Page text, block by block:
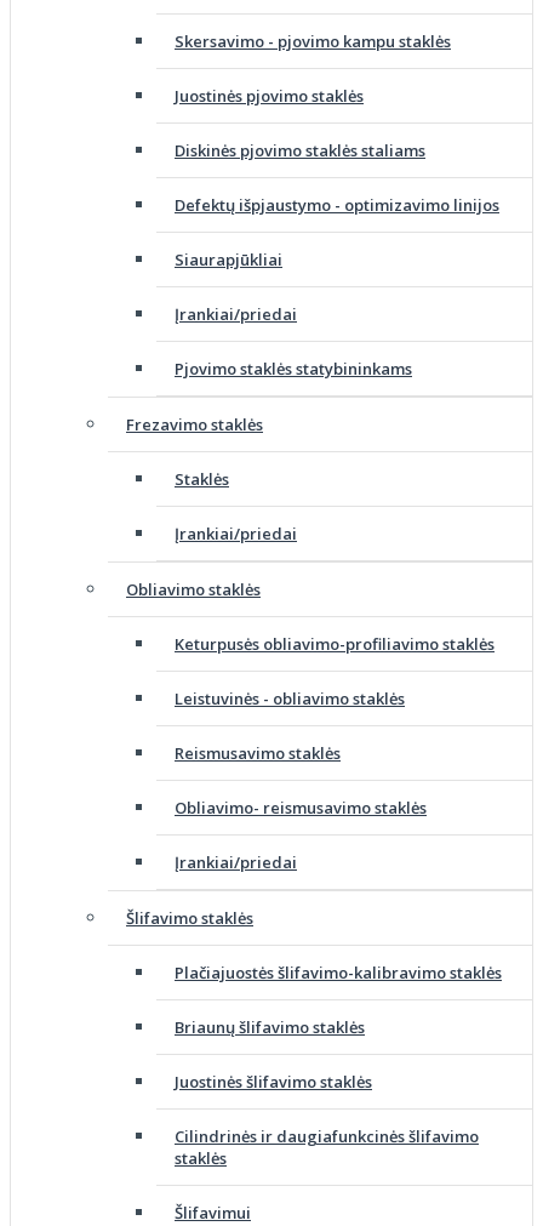
Skersavimo - pjovimo kampu staklės
Juostinės pjovimo staklės
Diskinės pjovimo staklės staliams
Defektų išpjaustymo - optimizavimo linijos
Siaurapjūkliai
Įrankiai/priedai
Pjovimo staklės statybininkams
Frezavimo staklės
Staklės
Įrankiai/priedai
Obliavimo staklės
Keturpusės obliavimo-profiliavimo staklės
Leistuvinės - obliavimo staklės
Reismusavimo staklės
Obliavimo- reismusavimo staklės
Įrankiai/priedai
Šlifavimo staklės
Plačiajuostės šlifavimo-kalibravimo staklės
Briaunų šlifavimo staklės
Juostinės šlifavimo staklės
Cilindrinės ir daugiafunkcinės šlifavimo
staklės
Šlifavimui